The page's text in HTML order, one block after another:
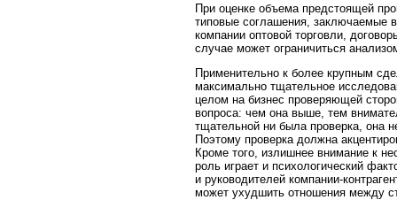
При оценке объема предстоящей
типовые соглашения, заключаемые
компании оптовой торговли,
случае может ограничиться
Применительно к более крупным
максимально тщательное
целом на бизнес проверяющей
вопроса: чем она выше, тем
тщательной ни была проверка, она
Поэтому проверка должна
Кроме того, излишнее внимание к
роль играет и психологический
и руководителей компании-
может ухудшить отношения между